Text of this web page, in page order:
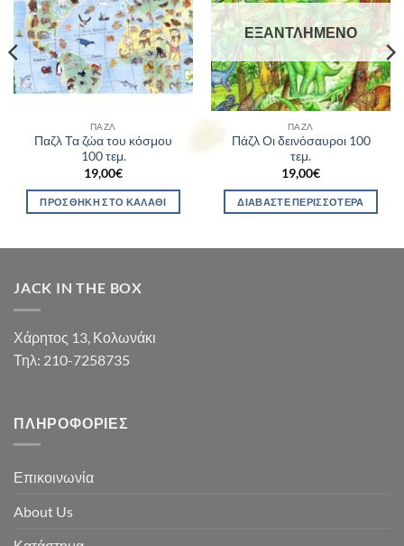
ΠΑΖΛ
Παζλ Τα ζώα του κόσμου
100 τεμ.
19,00€
ΠΡΟΣΘΉΚΗ ΣΤΟ ΚΑΛΆΘΙ
ΕΞΑΝΤΛΗΜΈΝΟ
ΠΑΖΛ
Πάζλ Οι δεινόσαυροι 100
τεμ.
19,00€
ΔΙΑΒΆΣΤΕ ΠΕΡΙΣΣΌΤΕΡΑ
JACK IN THE BOX
Χάρητος 13, Κολωνάκι
Τηλ: 210-7258735
ΠΛΗΡΟΦΟΡΊΕΣ
Επικοινωνία
About Us